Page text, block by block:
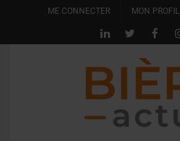
ME CONNECTER MON PROFIL